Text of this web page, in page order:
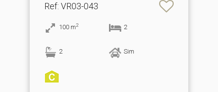
Ref: VR03-043
100 m2 2
2 Sim